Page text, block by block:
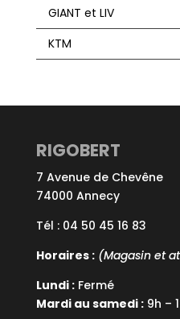
GIANT et LIV
KTM
RIGOBERT
7 Avenue de Chevêne
74000 Annecy
Tél : 04 50 45 16 83
Horaires :(Magasin et
Lundi :Fermé
Mardi au samedi :9h –